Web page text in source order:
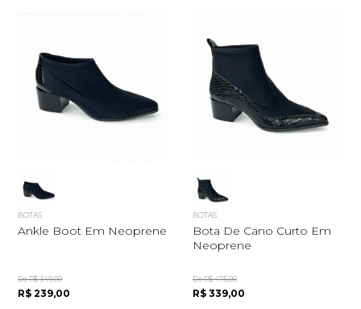
BOTAS
Ankle Boot Em Neoprene
De R$ 349,00
R$ 239,00
BOTAS
Bota De Cano Curto Em
Neoprene
De R$ 475,00
R$ 339,00